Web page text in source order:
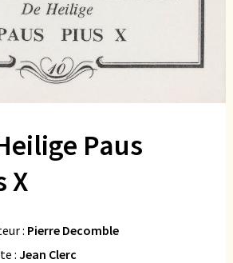
Paus
X
: Pierre Decomble
: Jean Clerc